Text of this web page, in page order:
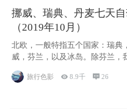
挪威、瑞典、丹麦七天
（2019年10月）
北欧，一般特指五个国家：瑞典
威，芬兰，以及冰岛。除芬兰，
旅行色影 8.9千 26